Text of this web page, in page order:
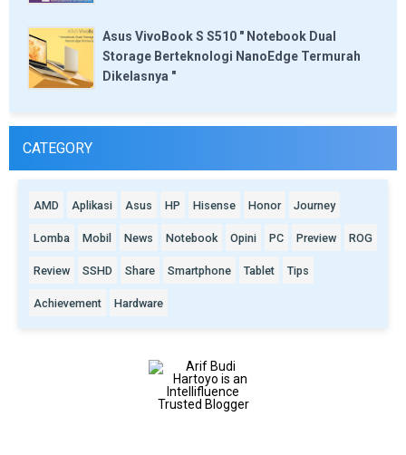
Asus VivoBook S S510 " Notebook Dual
Storage Berteknologi NanoEdge Termurah
Dikelasnya "
CATEGORY
AMD Aplikasi Asus HP Hisense Honor Journey
Lomba Mobil News Notebook Opini PC Preview ROG
Review SSHD Share Smartphone Tablet Tips
Achievement Hardware